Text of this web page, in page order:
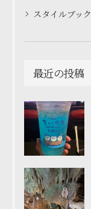
スタイルブック
最近の投稿